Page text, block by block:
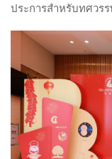
ประการสำหรับทศวร
OEM/ODM ชั้นนำ ไ
สายนาฬิกา สำรวจวิ